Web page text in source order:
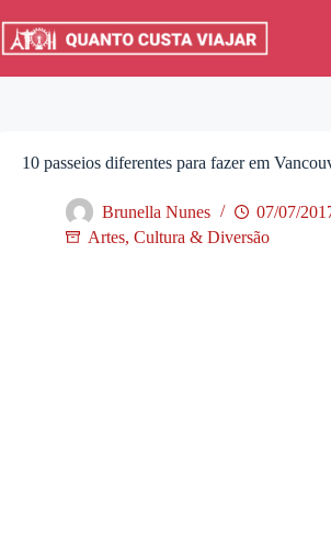
para
10 passeios diferentes para fazer em
Brunella Nunes
07/07/
Artes, Cultura & Diversão